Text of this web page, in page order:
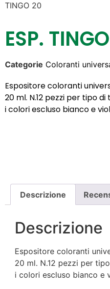
TINGO 20
ESP.
Categorie Coloranti
Espositore coloranti
20 ml. N.12 pezzi per tipo
i colori escluso bianco e
Descrizione
Descrizione
Espositore coloranti
20 ml. N.12 pezzi per
i colori escluso bianco e